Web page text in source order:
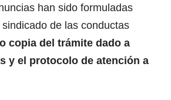
han sido formuladas
de las conductas
copia del trámite dado a
y el protocolo de atención a